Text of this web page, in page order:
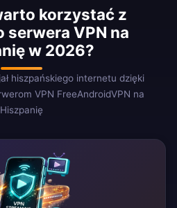
korzystać z
serwera VPN na
w 2026?
hiszpańskiego internetu dzięki
VPN FreeAndroidVPN na
Hiszpanię